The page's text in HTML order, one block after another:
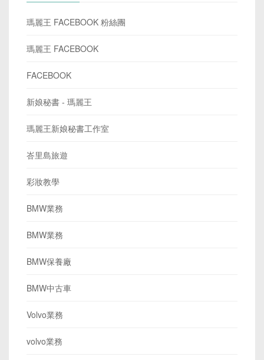
瑪麗王 FACEBOOK 粉絲團
瑪麗王 FACEBOOK
FACEBOOK
新娘秘書 - 瑪麗王
瑪麗王新娘秘書工作室
峇里島旅遊
彩妝教學
BMW業務
BMW業務
BMW保養廠
BMW中古車
Volvo業務
volvo業務